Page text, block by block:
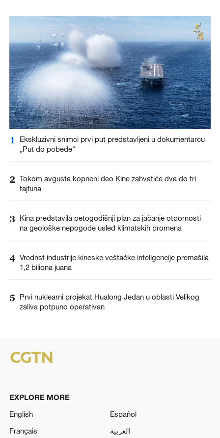
1
Ekskluzivni snimci prvi put predstavljeni u dokumentarcu
„Put do pobede“
2 Tokom avgusta kopneni deo Kine zahvatiće dva do tri
tajfuna
3 Kina predstavila petogodišnji plan za jačanje otpornosti
na geološke nepogode usled klimatskih promena
4 Vrednst industrije kineske veštačke inteligencije premašila
1,2 biliona juana
5
Prvi nuklearni projekat Hualong Jedan u oblasti Velikog
zaliva potpuno operativan
EXPLORE MORE
English
Español
Français
العربية